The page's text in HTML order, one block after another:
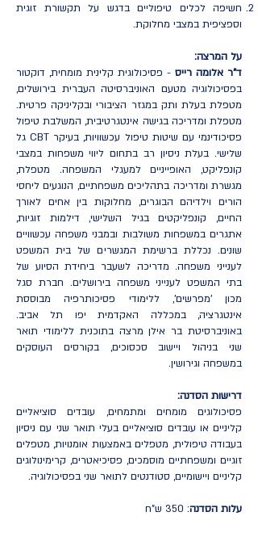
חשיפה לכלים טיפוליים בדגש על תקשורת זוגית
וספציפית במצבי מחלוקת.
על המרצה:
ד"ר אלומה רייס - פסיכולוגית קלינית מומחית, דוקטור
בפסיכולוגיה מטעם האוניברסיטה העברית בירושלים,
מטפלת בעלת ותק במגזר הציבורי ובקליניקה פרטית.
מטפלת ומדריכה בגישה אינטגרטיבית, המשלבת טיפול
פסיכודינמי עם שיטות טיפול עכשוויות, בעיקר CBT גל
שלישי. בעלת ניסיון רב בתחום ליווי משפחות במצבי
קונפליקט, האופייניים למעגלי המשפחה. מטפלת,
מגשרת ומדריכה בתהליכים משפחתיים, הנוגעים ליחסי
הורים וילדיהם הבוגרים, מחלוקות בין אחים לאורך
החיים, קונפליקטים בגיל השלישי, דילמות זוגיות,
אתגרים במשפחות משולבות ובמבני משפחה עכשוויים
שונים. נכללת ברשימת המגשרים של בית המשפט
לענייני משפחה. מדריכה לשעבר ביחידת הסיוע של
בתי המשפט לענייני משפחה בירושלים. חברת סגל
מכון 'מפרשים', ללימודי פסיכותרפיה מבוססת
אינטגרציה, במכללה האקדמית יפו תל אביב.
באוניברסיטת בר אילן מרצה בתוכנית ללימודי תואר
שני בניהול ויישוב סכסוכים, בקורסים העוסקים
במשפחה וגירושין.
דרישות הסדנה:
פסיכולוגים מומחים ומתמחים, עובדים סוציאליים
קליניים או עובדים סוציאליים בעלי תואר שני עם ניסיון
בעבודה טיפולית, מטפלים באמצעות אומנויות, מטפלים
זוגיים ומשפחתיים מוסמכים, פסיכיאטרים, קרימינולוגים
קליניים ויישומיים, סטודנטים לתואר שני בפסיכולוגיה.
עלות הסדנה: 350 ש"ח